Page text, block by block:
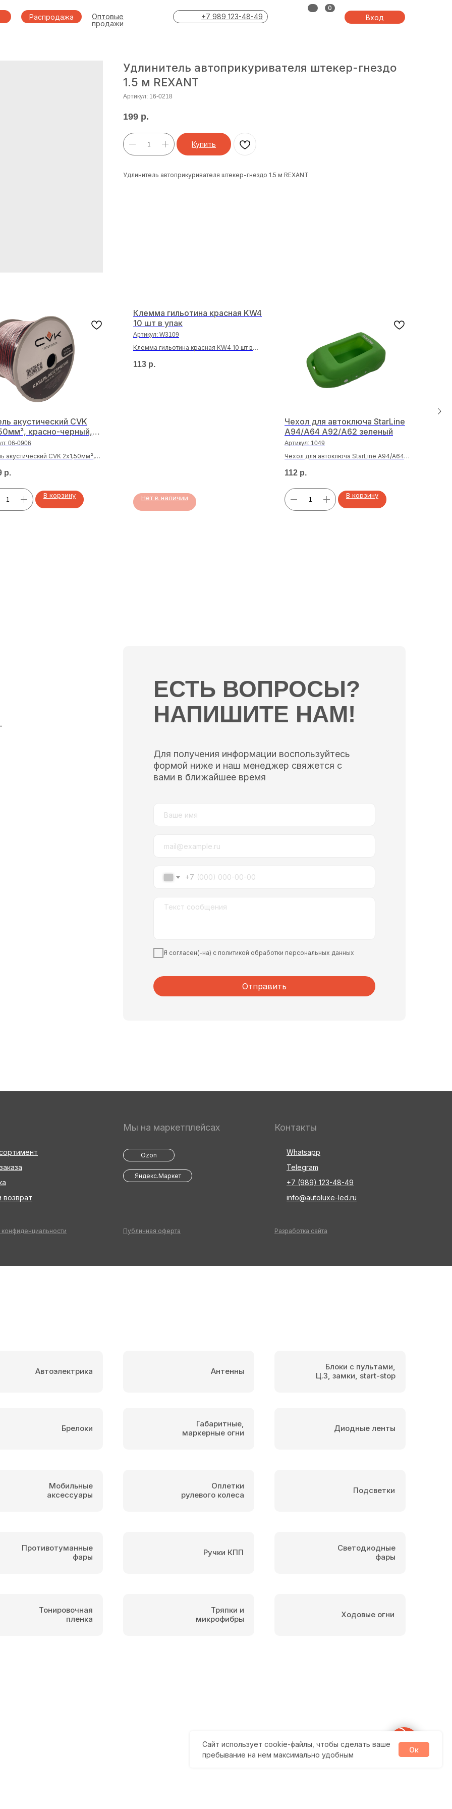
+7 989 123-48-49
0
Вход
Оптовые
продажи
Распродажа
Удлинитель автоприкуривателя штекер-гнездо
1.5 м REXANT
Артикул: 16-0218
199 р.
Купить
Удлинитель автоприкуривателя штекер-гнездо 1.5 м REXANT
акустический CVK
красно-черный,
100 м (Rexant)
06-0906
акустический CVK 2х1,50мм²,
р.
В корзину
Клемма гильотина красная KW4
10 шт в упак
Артикул: W3109
Клемма гильотина красная KW4 10 шт в
113 р.
Нет в наличии
Чехол для автоключа StarLine
A94/A64 A92/A62 зеленый
Артикул: 1049
Чехол для автоключа StarLine A94/A64
112 р.
В корзину
ЕСТЬ ВОПРОСЫ?
НАПИШИТЕ НАМ!
Для получения информации воспользуйтесь
формой ниже и наш менеджер свяжется с
вами в ближайшее время
+7
Я согласен(-на) с политикой обработки персональных данных
Отправить
конфиденциальности Публичная оферта Разработка сайта
info@autoluxe-led.ru
Мы на маркетплейсах Контакты
+7 (989) 123-48-49
Telegram
Whatsapp
Ozon
Яндекс.Маркет
Сайт использует cookie-файлы, чтобы сделать ваше
пребывание на нем максимально удобным
Ок
Антенны
Подсветки
Мобильные
аксессуары
Автоэлектрика
Оплетки
рулевого колеса
Светодиодные
фары
Тонировочная
пленка
Ходовые огни
Брелоки
Противотуманные
фары
Блоки с пультами,
Ц.З, замки, start-stop
Габаритные,
маркерные огни
Диодные ленты
Ручки КПП
Тряпки и
микрофибры